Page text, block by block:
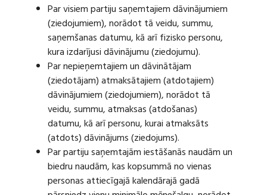
Par visiem partiju saņemtajiem dāvinājumiem
(ziedojumiem), norādot tā veidu, summu,
saņemšanas datumu, kā arī fizisko personu,
kura izdarījusi dāvinājumu (ziedojumu).
Par nepieņemtajiem un dāvinātājam
(ziedotājam) atmaksātajiem (atdotajiem)
dāvinājumiem (ziedojumiem), norādot tā
veidu, summu, atmaksas (atdošanas)
datumu, kā arī personu, kurai atmaksāts
(atdots) dāvinājums (ziedojums).
Par partiju saņemtajām iestāšanās naudām un
biedru naudām, kas kopsummā no vienas
personas attiecīgajā kalendārajā gadā